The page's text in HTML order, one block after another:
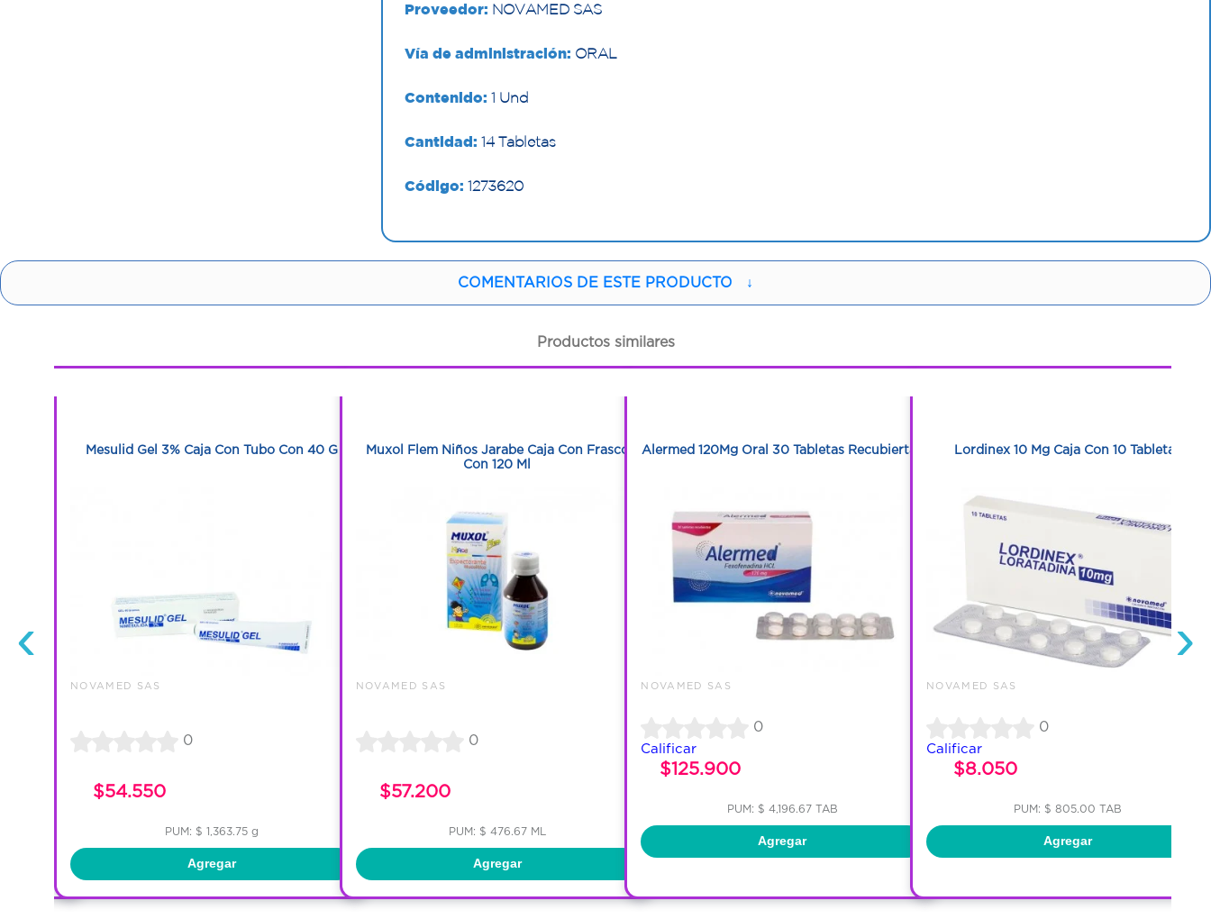
Proveedor: NOVAMED SAS
Vía de administración: ORAL
Contenido: 1 Und
Cantidad: 14 Tabletas
Código: 1273620
COMENTARIOS DE ESTE PRODUCTO ↓
Productos similares
‹
Mesulid Gel 3% Caja Con Tubo Con 40 G
NOVAMED SAS
0
$54.550
PUM: $ 1,363.75 g
Agregar
Muxol Flem Niños Jarabe Caja Con Frasco
Con 120 Ml
NOVAMED SAS
0
$57.200
PUM: $ 476.67 ML
Agregar
Alermed 120Mg Oral 30 Tabletas Recubiertas
NOVAMED SAS
0
Calificar
$125.900
PUM: $ 4,196.67 TAB
Agregar
Lordinex 10 Mg Caja Con 10 Tabletas
NOVAMED SAS
0
Calificar
$8.050
PUM: $ 805.00 TAB
Agregar
›